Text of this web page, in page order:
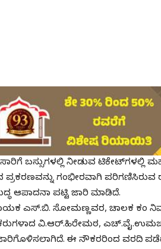
ಬಸ್ಸುಗಳಲ್ಲಿ ನೀಡುವ ಟಿಕೇಟ್‌ಗಳಲ್ಲಿ
ಗಂಭೀರವಾಗಿ ಪರಿಗಣಿಸಿರುವ
ಆಪಾದನಾ ಪಟ್ಟಿ ಜಾರಿ ಮಾಡಿದೆ.
ಎಸ್.ಬಿ. ಸೋಮಣ್ಣವರ, ಚಾಲಕ ಕಂ
ವಿ.ಆರ್.ಹಿರೇಮಠ,
ಈ ನೌಕರರಿಂದ ವರದಿ